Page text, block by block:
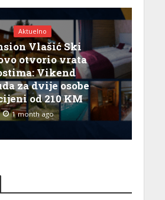
Aktuelno
Vlašić Ski
otvorio vrata
Vikend
za dvije osobe
od 210 KM
1 month ago